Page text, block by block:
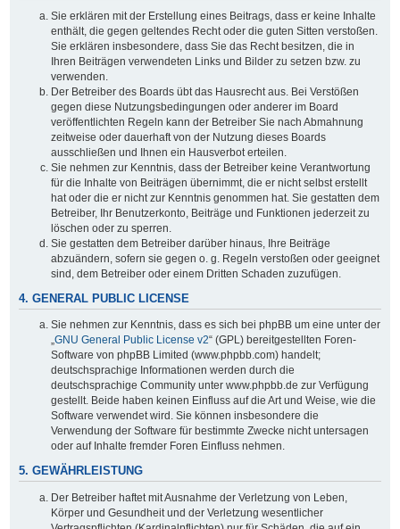
Sie erklären mit der Erstellung eines Beitrags, dass er keine Inhalte
enthält, die gegen geltendes Recht oder die guten Sitten verstoßen.
Sie erklären insbesondere, dass Sie das Recht besitzen, die in
Ihren Beiträgen verwendeten Links und Bilder zu setzen bzw. zu
verwenden.
Der Betreiber des Boards übt das Hausrecht aus. Bei Verstößen
gegen diese Nutzungsbedingungen oder anderer im Board
veröffentlichten Regeln kann der Betreiber Sie nach Abmahnung
zeitweise oder dauerhaft von der Nutzung dieses Boards
ausschließen und Ihnen ein Hausverbot erteilen.
Sie nehmen zur Kenntnis, dass der Betreiber keine Verantwortung
für die Inhalte von Beiträgen übernimmt, die er nicht selbst erstellt
hat oder die er nicht zur Kenntnis genommen hat. Sie gestatten dem
Betreiber, Ihr Benutzerkonto, Beiträge und Funktionen jederzeit zu
löschen oder zu sperren.
Sie gestatten dem Betreiber darüber hinaus, Ihre Beiträge
abzuändern, sofern sie gegen o. g. Regeln verstoßen oder geeignet
sind, dem Betreiber oder einem Dritten Schaden zuzufügen.
4. GENERAL PUBLIC LICENSE
Sie nehmen zur Kenntnis, dass es sich bei phpBB um eine unter der
„GNU General Public License v2“ (GPL) bereitgestellten Foren-
Software von phpBB Limited (www.phpbb.com) handelt;
deutschsprachige Informationen werden durch die
deutschsprachige Community unter www.phpbb.de zur Verfügung
gestellt. Beide haben keinen Einfluss auf die Art und Weise, wie die
Software verwendet wird. Sie können insbesondere die
Verwendung der Software für bestimmte Zwecke nicht untersagen
oder auf Inhalte fremder Foren Einfluss nehmen.
5. GEWÄHRLEISTUNG
Der Betreiber haftet mit Ausnahme der Verletzung von Leben,
Körper und Gesundheit und der Verletzung wesentlicher